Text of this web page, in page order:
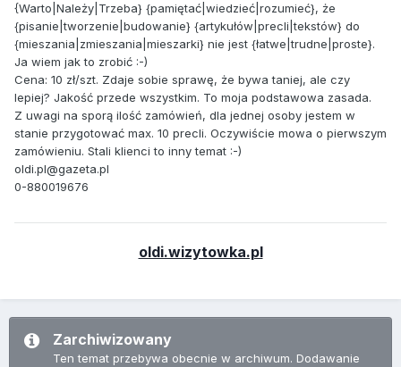
{Warto|Należy|Trzeba} {pamiętać|wiedzieć|rozumieć}, że
{pisanie|tworzenie|budowanie} {artykułów|precli|tekstów} do
{mieszania|zmieszania|mieszarki} nie jest {łatwe|trudne|proste}.
Ja wiem jak to zrobić :-)
Cena: 10 zł/szt. Zdaje sobie sprawę, że bywa taniej, ale czy
lepiej? Jakość przede wszystkim. To moja podstawowa zasada.
Z uwagi na sporą ilość zamówień, dla jednej osoby jestem w
stanie przygotować max. 10 precli. Oczywiście mowa o pierwszym
zamówieniu. Stali klienci to inny temat :-)
oldi.pl@gazeta.pl
0-880019676
oldi.wizytowka.pl
Zarchiwizowany
Ten temat przebywa obecnie w archiwum. Dodawanie